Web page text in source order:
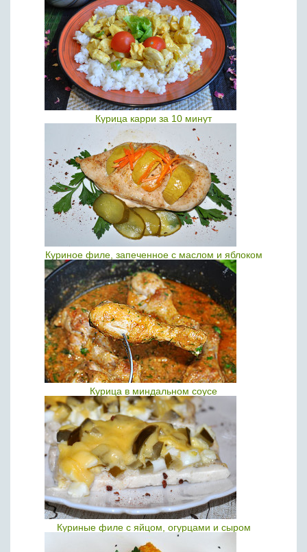
Курица карри за 10 минут
Куриное филе, запеченное с маслом и яблоком
Курица в миндальном соусе
Куриные филе с яйцом, огурцами и сыром